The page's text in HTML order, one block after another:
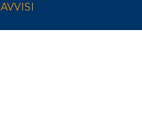
AVVISI